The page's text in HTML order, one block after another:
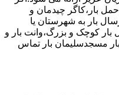
بار،کاگر چیدمان و
بار به شهرستان یا
کوچک و بزرگ،وانت بار و
مسجدسلیمان بار تماس